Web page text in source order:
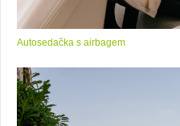
Autosedačka s airbagem